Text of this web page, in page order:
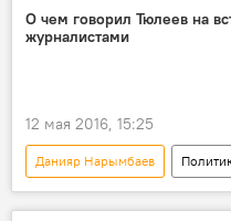
Освобождение Наримана
Нариман Тюлеев
О чем говорил Тюлеев на
журналистами
12 мая 2016, 15:25
Данияр Нарымбаев
Кыргызстан